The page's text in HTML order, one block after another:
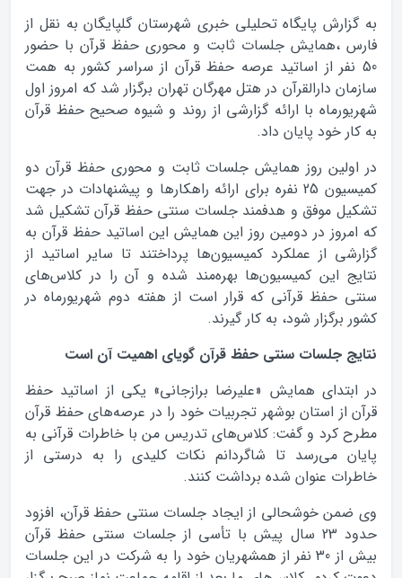
به گزارش پایگاه تحلیلی خبری شهرستان گلپایگان به نقل از
فارس ،همایش جلسات ثابت و محوری حفظ قرآن با حضور
50 نفر از اساتید عرصه حفظ قرآن از سراسر کشور به همت
سازمان دارالقرآن در هتل مهرگان تهران برگزار شد که امروز اول
شهریورماه با ارائه گزارشی از روند و شیوه صحیح حفظ قرآن
به کار خود پایان داد.
در اولین روز همایش جلسات ثابت و محوری حفظ قرآن دو
کمیسیون 25 نفره برای ارائه راهکارها و پیشنهادات در جهت
تشکیل موفق و هدفمند جلسات سنتی حفظ قرآن تشکیل شد
که امروز در دومین روز این همایش این اساتید حفظ قرآن به
گزارشی از عملکرد کمیسیون‌ها پرداختند تا سایر اساتید از
نتایج این کمیسیون‌ها بهره‌مند شده و آن را در کلاس‌های
سنتی حفظ قرآنی که قرار است از هفته دوم شهریورماه در
کشور برگزار شود، به کار گیرند.
نتایج جلسات سنتی حفظ قرآن گویای اهمیت آن است
در ابتدای همایش «علیرضا برازجانی» یکی از اساتید حفظ
قرآن از استان بوشهر تجربیات خود را در عرصه‌های حفظ قرآن
مطرح کرد و گفت: کلاس‌های تدریس من با خاطرات قرآنی به
پایان می‌رسد تا شاگردانم نکات کلیدی را به درستی از
خاطرات عنوان شده برداشت کنند.
وی ضمن خوشحالی از ایجاد جلسات سنتی حفظ قرآن، افزود
حدود 23 سال پیش با تأسی از جلسات سنتی حفظ قرآن
بیش از 30 نفر از همشهریان خود را به شرکت در این جلسات